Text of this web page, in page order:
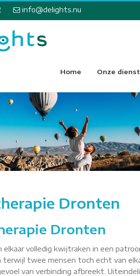
info@delights.nu
Home Onze
Dronten
Dronten
elkaar volledig kwijtraken in een
terwijl twee mensen toch echt van
van verbinding afbreekt.